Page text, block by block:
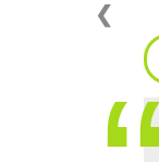
❮